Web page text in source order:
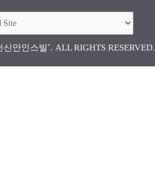
신안인스빌˚. ALL RIGHTS RESERVED.